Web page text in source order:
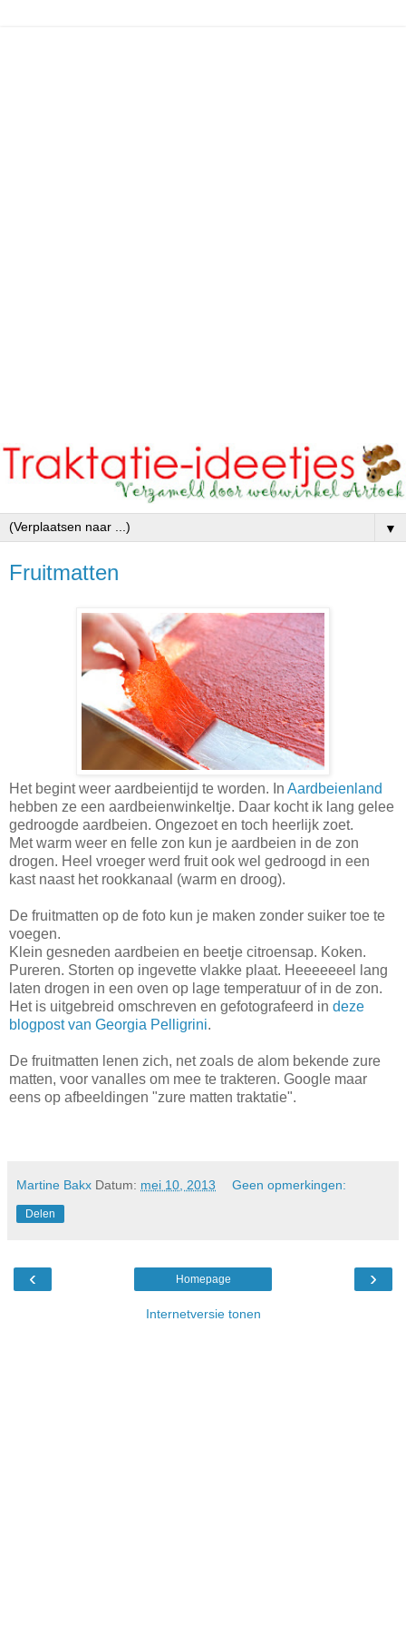
▼
Fruitmatten
Het begint weer aardbeientijd te worden. In Aardbeienland
hebben ze een aardbeienwinkeltje. Daar kocht ik lang gelee
gedroogde aardbeien. Ongezoet en toch heerlijk zoet.
Met warm weer en felle zon kun je aardbeien in de zon
drogen. Heel vroeger werd fruit ook wel gedroogd in een
kast naast het rookkanaal (warm en droog).
De fruitmatten op de foto kun je maken zonder suiker toe te
voegen.
Klein gesneden aardbeien en beetje citroensap. Koken.
Pureren. Storten op ingevette vlakke plaat. Heeeeeeel lang
laten drogen in een oven op lage temperatuur of in de zon.
Het is uitgebreid omschreven en gefotografeerd in deze
blogpost van Georgia Pelligrini.
De fruitmatten lenen zich, net zoals de alom bekende zure
matten, voor vanalles om mee te trakteren. Google maar
eens op afbeeldingen "zure matten traktatie".
Martine Bakx Datum: mei 10, 2013 Geen opmerkingen:
Delen
‹ ›
Homepage
Internetversie tonen